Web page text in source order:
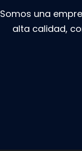
Somos una
alta calidad,